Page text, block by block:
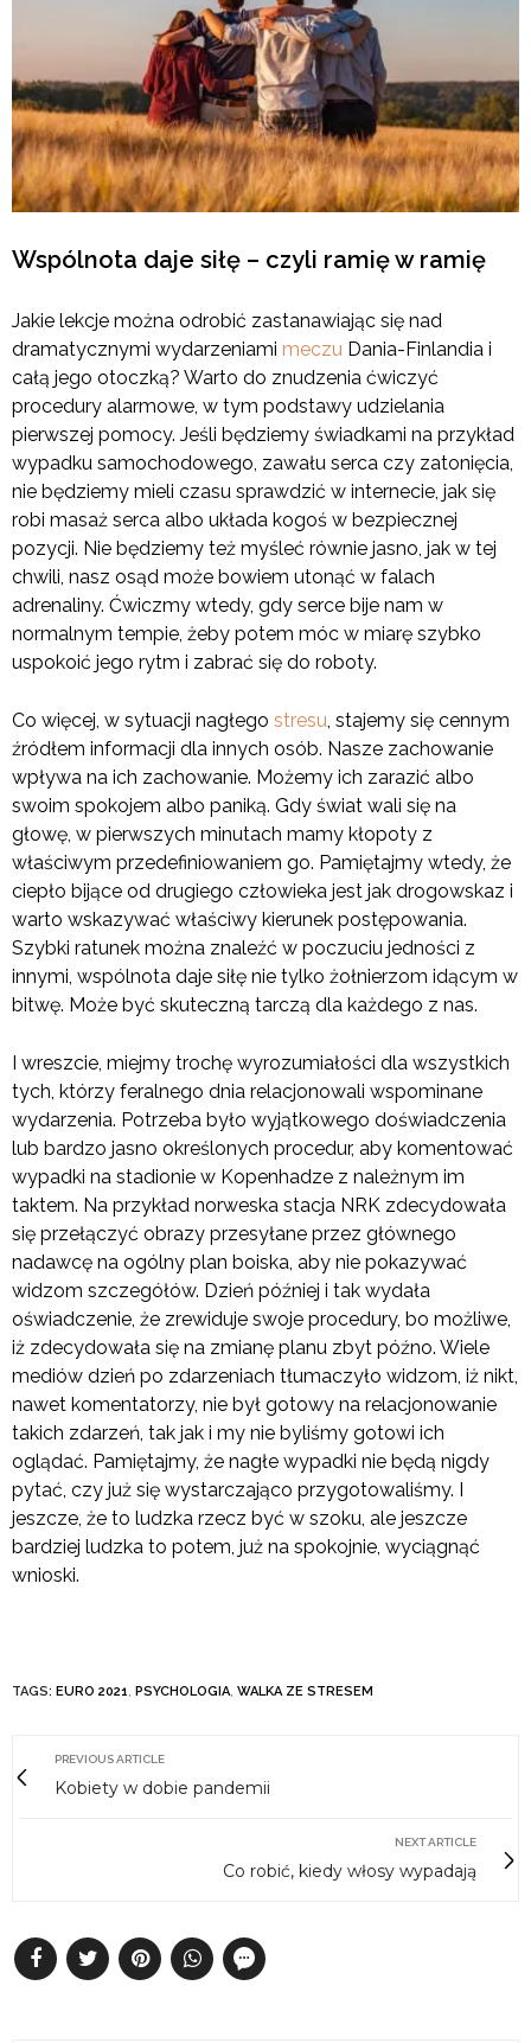
Wspólnota daje siłę – czyli ramię w ramię
Jakie lekcje można odrobić zastanawiając się nad
dramatycznymi wydarzeniami meczu Dania-Finlandia i
całą jego otoczką? Warto do znudzenia ćwiczyć
procedury alarmowe, w tym podstawy udzielania
pierwszej pomocy. Jeśli będziemy świadkami na przykład
wypadku samochodowego, zawału serca czy zatonięcia,
nie będziemy mieli czasu sprawdzić w internecie, jak się
robi masaż serca albo układa kogoś w bezpiecznej
pozycji. Nie będziemy też myśleć równie jasno, jak w tej
chwili, nasz osąd może bowiem utonąć w falach
adrenaliny. Ćwiczmy wtedy, gdy serce bije nam w
normalnym tempie, żeby potem móc w miarę szybko
uspokoić jego rytm i zabrać się do roboty.
Co więcej, w sytuacji nagłego stresu, stajemy się cennym
źródłem informacji dla innych osób. Nasze zachowanie
wpływa na ich zachowanie. Możemy ich zarazić albo
swoim spokojem albo paniką. Gdy świat wali się na
głowę, w pierwszych minutach mamy kłopoty z
właściwym przedefiniowaniem go. Pamiętajmy wtedy, że
ciepło bijące od drugiego człowieka jest jak drogowskaz i
warto wskazywać właściwy kierunek postępowania.
Szybki ratunek można znaleźć w poczuciu jedności z
innymi, wspólnota daje siłę nie tylko żołnierzom idącym w
bitwę. Może być skuteczną tarczą dla każdego z nas.
I wreszcie, miejmy trochę wyrozumiałości dla wszystkich
tych, którzy feralnego dnia relacjonowali wspominane
wydarzenia. Potrzeba było wyjątkowego doświadczenia
lub bardzo jasno określonych procedur, aby komentować
wypadki na stadionie w Kopenhadze z należnym im
taktem. Na przykład norweska stacja NRK zdecydowała
się przełączyć obrazy przesyłane przez głównego
nadawcę na ogólny plan boiska, aby nie pokazywać
widzom szczegółów. Dzień później i tak wydała
oświadczenie, że zrewiduje swoje procedury, bo możliwe,
iż zdecydowała się na zmianę planu zbyt późno. Wiele
mediów dzień po zdarzeniach tłumaczyło widzom, iż nikt,
nawet komentatorzy, nie był gotowy na relacjonowanie
takich zdarzeń, tak jak i my nie byliśmy gotowi ich
oglądać. Pamiętajmy, że nagłe wypadki nie będą nigdy
pytać, czy już się wystarczająco przygotowaliśmy. I
jeszcze, że to ludzka rzecz być w szoku, ale jeszcze
bardziej ludzka to potem, już na spokojnie, wyciągnąć
wnioski.
TAGS: EURO 2021, PSYCHOLOGIA, WALKA ZE STRESEM
PREVIOUS ARTICLE
Kobiety w dobie pandemii
NEXT ARTICLE
Co robić, kiedy włosy wypadają